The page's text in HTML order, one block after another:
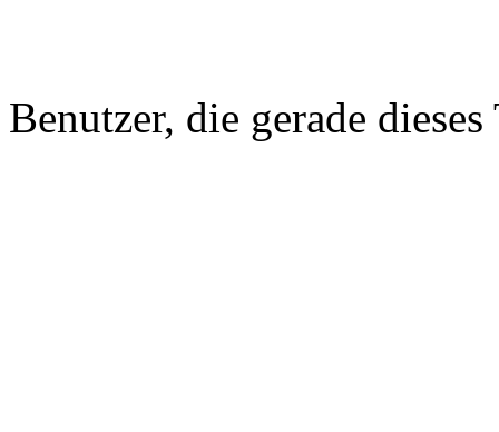
Benutzer, die gerade